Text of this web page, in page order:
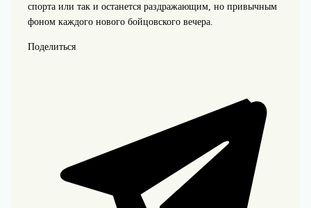
спорта или так и останется раздражающим, но привычным
фоном каждого нового бойцовского вечера.
Поделиться